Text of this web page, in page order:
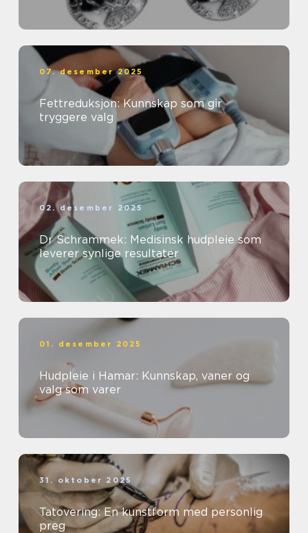
07. desember 2025
Fettreduksjon: Kunnskap som gir
tryggere valg
02. desember 2025
Dr Schrammek: Medisinsk hudpleie som
leverer synlige resultater
01. desember 2025
Hudpleie i Hamar: Kunnskap, vaner og
valg som varer
31. oktober 2025
Tatovering: En kunstform med personlig
preg